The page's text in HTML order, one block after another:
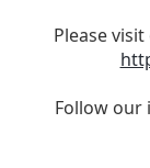
Please
Follow our